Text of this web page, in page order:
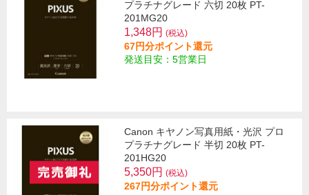
プラチナグレード 六切 20枚 PT-
201MG20
1,348円 (税込)
67円分ポイント還元
発送目安：5営業日
Canon キヤノン写真用紙・光沢 プロ
プラチナグレード 半切 20枚 PT-
201HG20
5,350円 (税込)
267円分ポイント還元